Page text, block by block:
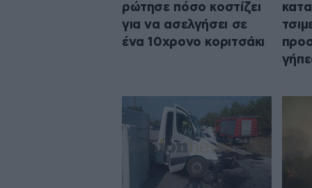
ρώτησε πόσο κοστίζει
για να ασελγήσει σε
ένα 10χρονο κοριτσάκι